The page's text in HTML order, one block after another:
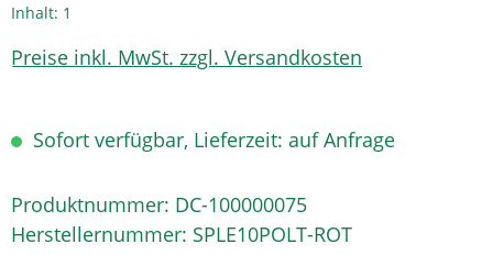
Inhalt: 1
Preise inkl. MwSt. zzgl. Versandkosten
Sofort verfügbar, Lieferzeit: auf Anfrage
Produktnummer: DC-100000075
Herstellernummer: SPLE10POLT-ROT